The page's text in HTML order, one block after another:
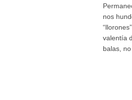
nos
valentía
balas,